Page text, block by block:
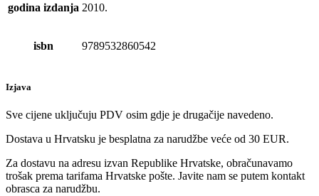
godina izdanja 2010.
isbn 9789532860542
Izjava
Sve cijene uključuju PDV osim gdje je drugačije navedeno.
Dostava u Hrvatsku je besplatna za narudžbe veće od 30 EUR.
Za dostavu na adresu izvan Republike Hrvatske, obračunavamo
trošak prema tarifama Hrvatske pošte. Javite nam se putem kontakt
obrasca za narudžbu.